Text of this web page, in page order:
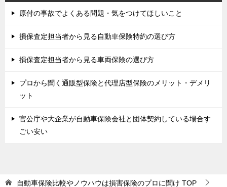
原付の事故でよくある問題・気をつけてほしいこと
損保査定担当者から見る自動車保険特約の選び方
損保査定担当者から見る車両保険の選び方
プロから聞く通販型保険と代理店型保険のメリット・デメリ
ット
官公庁や大企業が自動車保険会社と団体契約している場合す
ごい安い
自動車保険比較やノウハウは損害保険のプロに聞け TOP